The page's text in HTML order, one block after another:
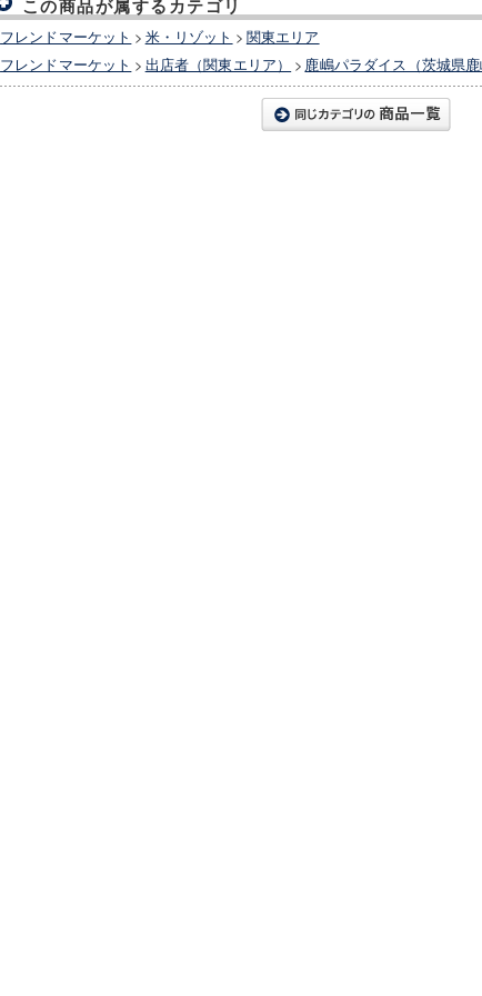
この商品が属するカテゴリ
フレンドマーケット > 米・リゾット > 関東エリア
フレンドマーケット > 出店者（関東エリア） > 鹿嶋パラダイス（茨城県